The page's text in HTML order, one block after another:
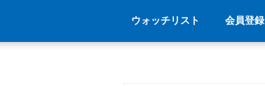
ウォッチリスト 会員登録